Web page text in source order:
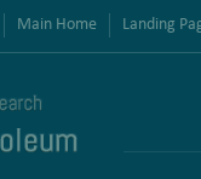
Main Home Landing